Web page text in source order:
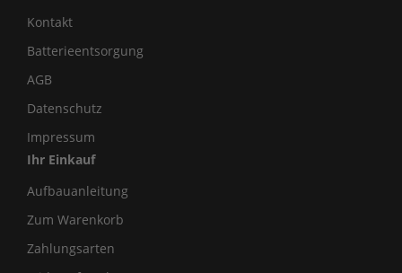
Kontakt
Batterieentsorgung
AGB
Datenschutz
Impressum
Ihr Einkauf
Aufbauanleitung
Zum Warenkorb
Zahlungsarten